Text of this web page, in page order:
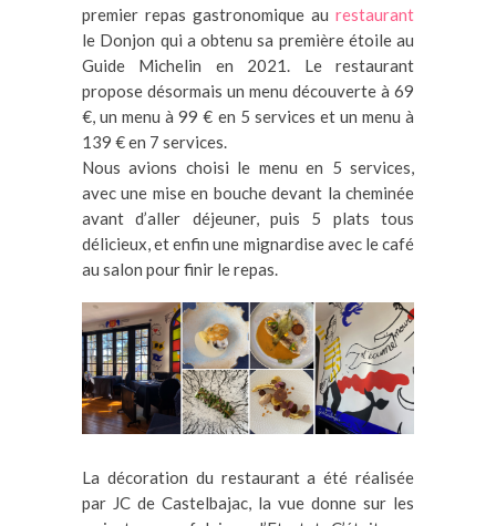
premier repas gastronomique au restaurant
le Donjon qui a obtenu sa première étoile au
Guide Michelin en 2021. Le restaurant
propose désormais un menu découverte à 69
€, un menu à 99 € en 5 services et un menu à
139 € en 7 services.
Nous avions choisi le menu en 5 services,
avec une mise en bouche devant la cheminée
avant d’aller déjeuner, puis 5 plats tous
délicieux, et enfin une mignardise avec le café
au salon pour finir le repas.
La décoration du restaurant a été réalisée
par JC de Castelbajac, la vue donne sur les